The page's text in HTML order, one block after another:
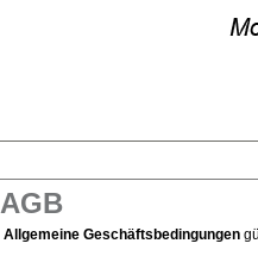
AGB
Allgemeine Geschäftsbedingungen